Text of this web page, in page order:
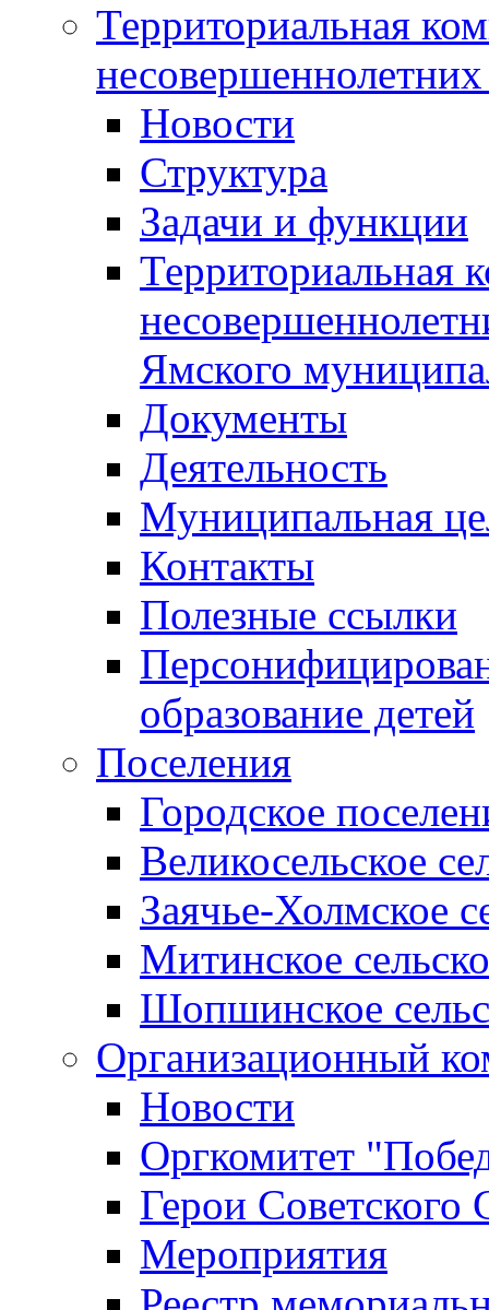
Территориальная
Новости
Структура
Задачи и функции
Территориальная
Ямского
Документы
Деятельность
Муниципальная
Контакты
Полезные ссылки
образование детей
Поселения
Городское
Великосельское
Заячье-Холмское
Митинское
Шопшинское
Организационный
Новости
Оргкомитет
Герои Советского
Мероприятия